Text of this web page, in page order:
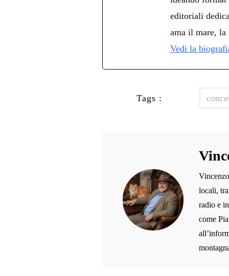
editoriali
ama il mare, la
Vedi la
Tags :
locali,
radio e
come